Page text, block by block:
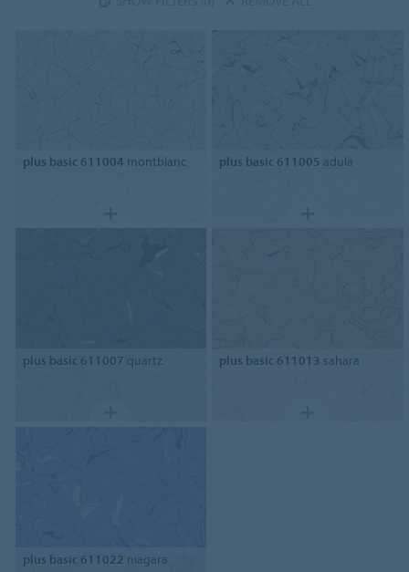
plus basic 611004 montblanc plus basic 611005 adula
plus basic 611007 quartz plus basic 611013 sahara
plus basic 611022 niagara